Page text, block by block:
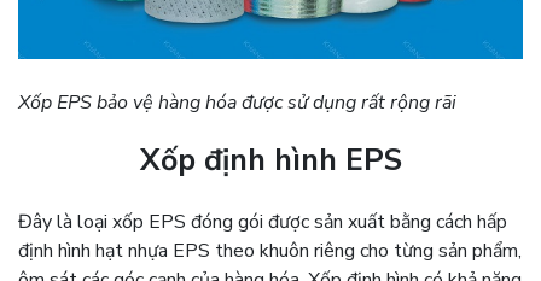
Xốp EPS bảo vệ hàng hóa được sử dụng rất rộng rãi
Xốp định hình EPS
Đây là loại xốp EPS đóng gói được sản xuất bằng cách hấp
định hình hạt nhựa EPS theo khuôn riêng cho từng sản phẩm,